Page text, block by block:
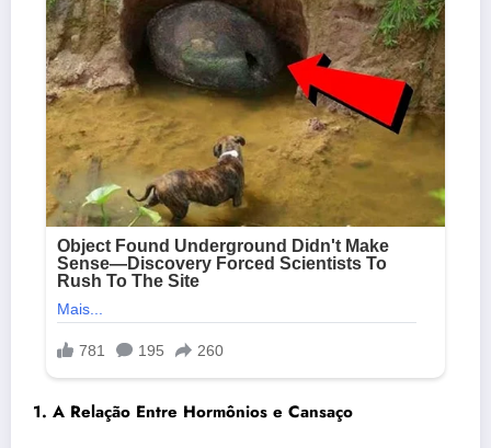
1. A Relação Entre Hormônios e Cansaço